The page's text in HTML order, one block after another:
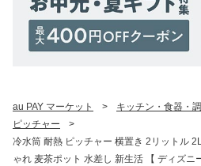
au PAY マーケット > キッチン・食器・
ピッチャー
>
冷水筒 耐熱 ピッチャー 横置き 2リットル
ゃれ 麦茶ポット 水差し 新生活 【 ディズ